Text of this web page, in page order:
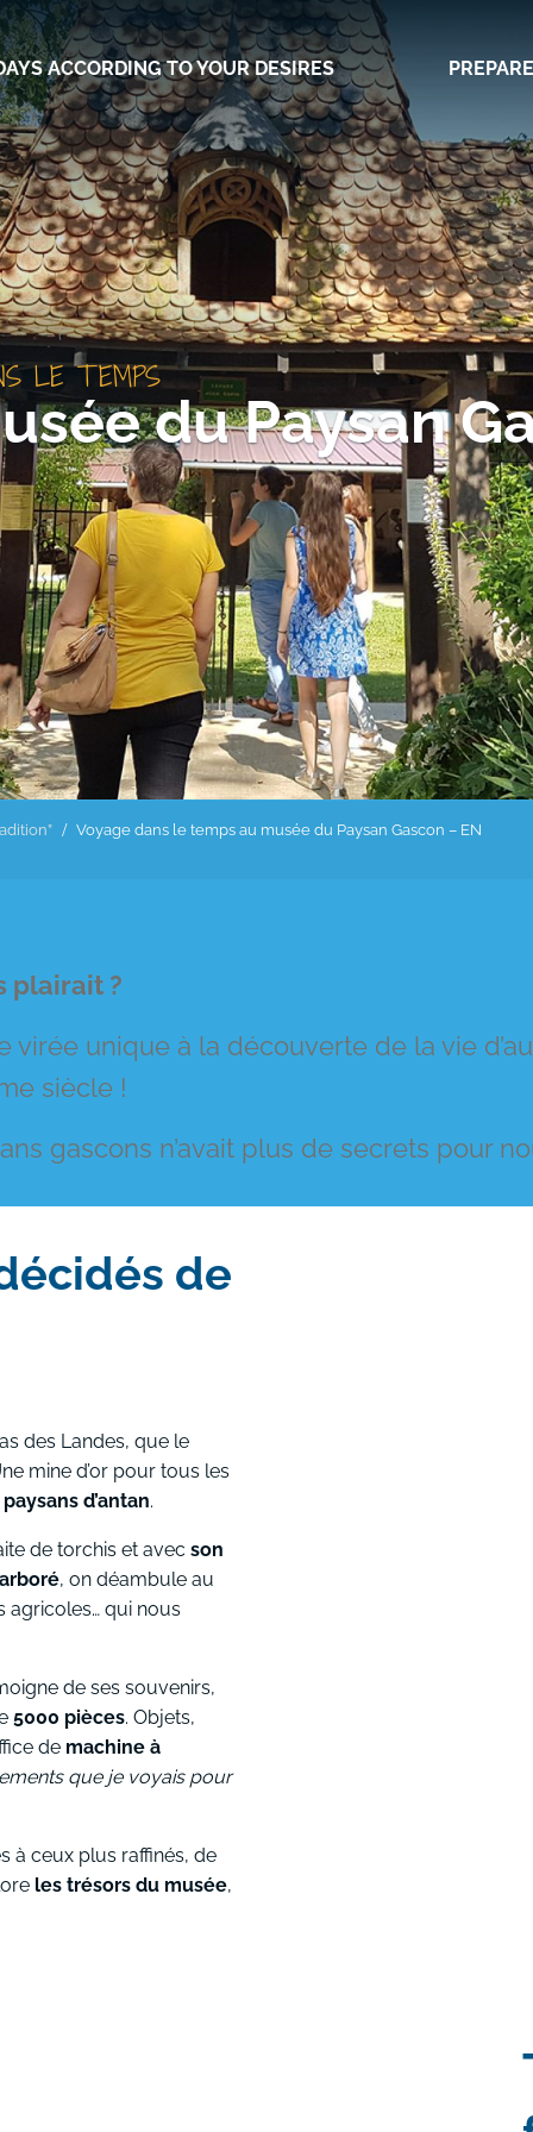
ACCORDING TO YOUR DESIRES
LE TEMPS
du Paysan
Voyage dans le temps au musée du Paysan Gascon – EN
plairait ?
virée unique à la découverte de la vie
siècle !
gascons n’avait plus de secrets pour
de
des Landes, que le
mine d’or pour tous les
paysans d’antan.
de torchis et avec son
, on déambule au
agricoles… qui nous
de ses souvenirs,
5000 pièces. Objets,
de machine à
que je voyais pour
à ceux plus raffinés, de
les trésors du musée,